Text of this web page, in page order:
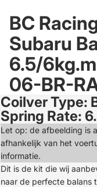
BC
Subaru
6.5/
06-BR-
Open
image
in
full
screen
Coilver Type:
Spring Rate:
Let op: de afbeelding is
afhankelijk van het
informatie.
Dit is de kit die wij
naar de perfecte balans